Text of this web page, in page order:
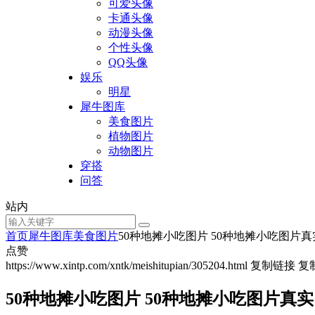
可爱头像
卡通头像
动漫头像
个性头像
QQ头像
娱乐
明星
犀牛图库
美食图片
植物图片
动物图片
穿搭
问答
站内
首页犀牛图库美食图片50种地摊小吃图片 50种地摊小吃图片真
点赞
https://www.xintp.com/xntk/meishitupian/305204.html 复制链接 复
50种地摊小吃图片 50种地摊小吃图片真实